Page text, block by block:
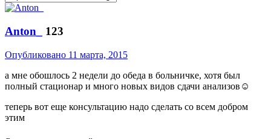
Anton_ 123
Опубликовано 11 марта, 2015
а мне обошлось 2 недели до обеда в больничке, хотя был
полный стационар и много новых видов сдачи анализов☺
теперь вот еще консультацию надо сделать со всем добром
этим